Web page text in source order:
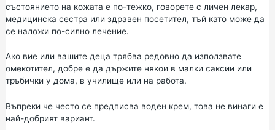
състоянието на кожата е по-тежко, говорете с личен лекар,
медицинска сестра или здравен посетител, тъй като може да
се наложи по-силно лечение.
Ако вие или вашите деца трябва редовно да използвате
омекотител, добре е да държите някои в малки саксии или
тръбички у дома, в училище или на работа.
Въпреки че често се предписва воден крем, това не винаги е
най-добрият вариант.